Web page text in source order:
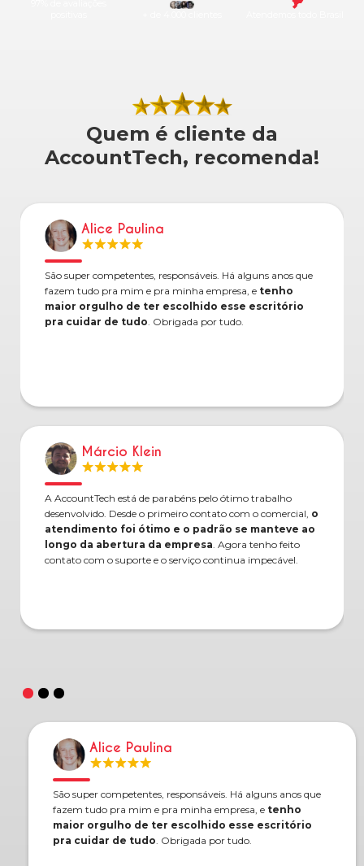
Quem é cliente da
AccountTech, recomenda!
Alice Paulina
São super competentes, responsáveis. Há alguns anos que
fazem tudo pra mim e pra minha empresa, e tenho
maior orgulho de ter escolhido esse escritório
pra cuidar de tudo. Obrigada por tudo.
Márcio Klein
A AccountTech está de parabéns pelo ótimo trabalho
desenvolvido. Desde o primeiro contato com o comercial, o
atendimento foi ótimo e o padrão se manteve ao
longo da abertura da empresa. Agora tenho feito
contato com o suporte e o serviço continua impecável.
Alice Paulina
São super competentes, responsáveis. Há alguns anos que
fazem tudo pra mim e pra minha empresa, e tenho
maior orgulho de ter escolhido esse escritório
pra cuidar de tudo. Obrigada por tudo.